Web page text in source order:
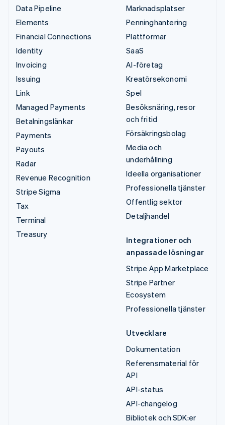
Data Pipeline
Elements
Financial Connections
Identity
Invoicing
Issuing
Link
Managed Payments
Betalningslänkar
Payments
Payouts
Radar
Revenue Recognition
Stripe Sigma
Tax
Terminal
Treasury
Marknadsplatser
Penninghantering
Plattformar
SaaS
AI-företag
Kreatörsekonomi
Spel
Besöksnäring, resor
och fritid
Försäkringsbolag
Media och
underhållning
Ideella organisationer
Professionella tjänster
Offentlig sektor
Detaljhandel
Integrationer och
anpassade lösningar
Stripe App Marketplace
Stripe Partner
Ecosystem
Professionella tjänster
Utvecklare
Dokumentation
Referensmaterial för
API
API-status
API-changelog
Bibliotek och SDK:er